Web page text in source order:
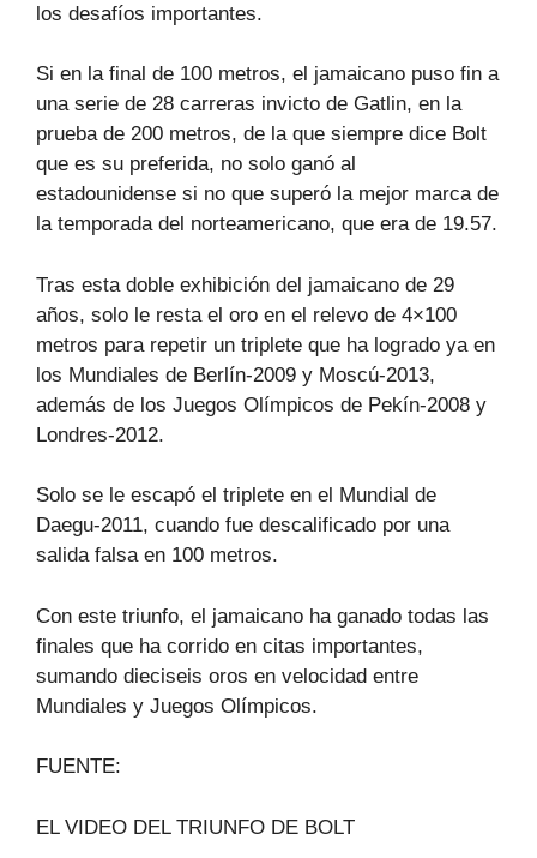
los desafíos importantes.
Si en la final de 100 metros, el jamaicano puso fin a
una serie de 28 carreras invicto de Gatlin, en la
prueba de 200 metros, de la que siempre dice Bolt
que es su preferida, no solo ganó al
estadounidense si no que superó la mejor marca de
la temporada del norteamericano, que era de 19.57.
Tras esta doble exhibición del jamaicano de 29
años, solo le resta el oro en el relevo de 4×100
metros para repetir un triplete que ha logrado ya en
los Mundiales de Berlín-2009 y Moscú-2013,
además de los Juegos Olímpicos de Pekín-2008 y
Londres-2012.
Solo se le escapó el triplete en el Mundial de
Daegu-2011, cuando fue descalificado por una
salida falsa en 100 metros.
Con este triunfo, el jamaicano ha ganado todas las
finales que ha corrido en citas importantes,
sumando dieciseis oros en velocidad entre
Mundiales y Juegos Olímpicos.
FUENTE:
EL VIDEO DEL TRIUNFO DE BOLT